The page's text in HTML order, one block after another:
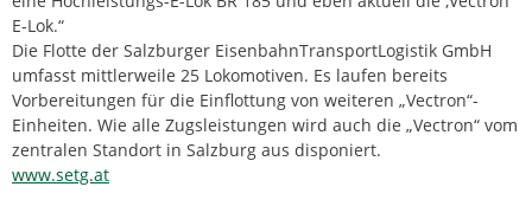
E-Lok.“
Die Flotte der Salzburger EisenbahnTransportLogistik GmbH
umfasst mittlerweile 25 Lokomotiven. Es laufen bereits
Vorbereitungen für die Einflottung von weiteren „Vectron“-
Einheiten. Wie alle Zugsleistungen wird auch die „Vectron“ vom
zentralen Standort in Salzburg aus disponiert.
www.setg.at